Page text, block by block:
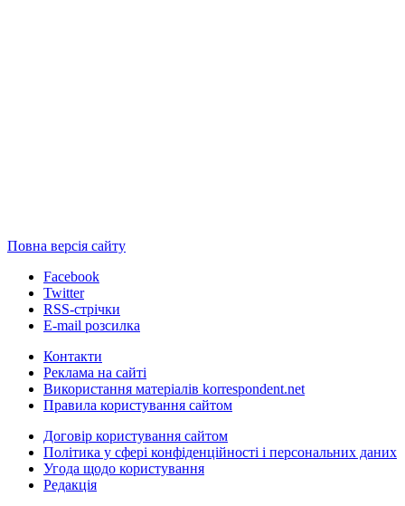
Повна версія сайту
Facebook
Twitter
RSS-стрічки
E-mail розсилка
Контакти
Реклама на сайті
Використання матеріалів korrespondent.net
Правила користування сайтом
Договір користування сайтом
Політика у сфері конфіденційності і персональних даних
Угода щодо користування
Редакція